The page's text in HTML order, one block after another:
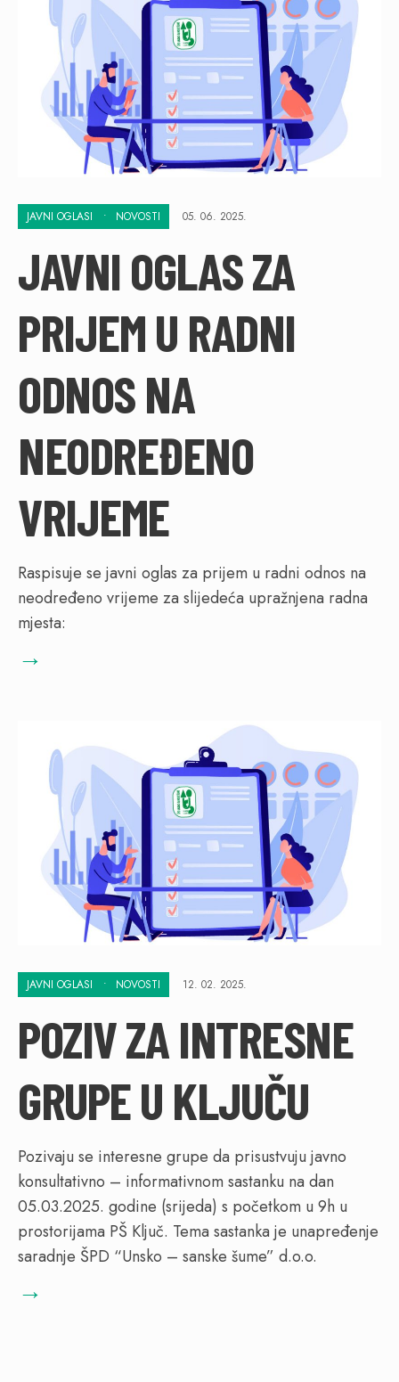
JAVNI OGLASI • NOVOSTI 05. 06. 2025.
JAVNI OGLAS ZA
PRIJEM U RADNI
ODNOS NA
NEODREĐENO
VRIJEME
Raspisuje se javni oglas za prijem u radni odnos na
neodređeno vrijeme za slijedeća upražnjena radna
mjesta:
→
JAVNI OGLASI • NOVOSTI 12. 02. 2025.
POZIV ZA INTRESNE
GRUPE U KLJUČU
Pozivaju se interesne grupe da prisustvuju javno
konsultativno – informativnom sastanku na dan
05.03.2025. godine (srijeda) s početkom u 9h u
prostorijama PŠ Ključ. Tema sastanka je unapređenje
saradnje ŠPD “Unsko – sanske šume” d.o.o.
→